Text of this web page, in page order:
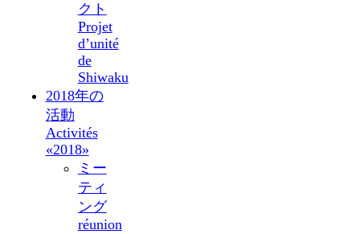
クト
Projet
d’unité
de
Shiwaku
2018年の
活動
Activités
«2018»
ミー
ティ
ング
réunion